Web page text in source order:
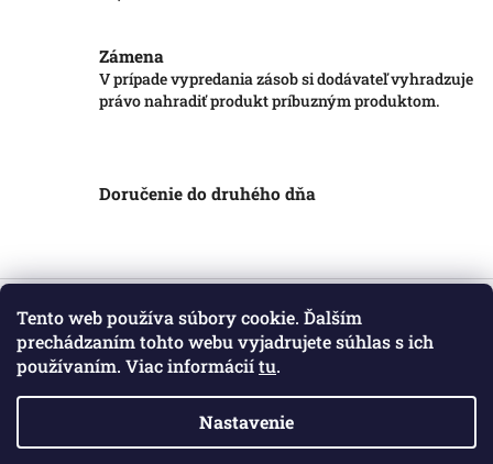
Tento web používa súbory cookie. Ďalším
prechádzaním tohto webu vyjadrujete súhlas s ich
používaním. Viac informáciítu.
Nastavenie
Zámena
V prípade vypredania zásob si dodávateľ vyhradzuje
právo nahradiť produkt príbuzným produktom.
Doručenie do druhého dňa
Z
Informácie pre vás
Obchodné podmienky